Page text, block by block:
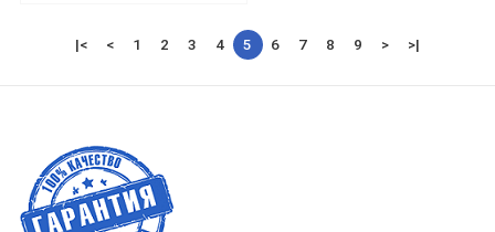
|< < 1 2 3 4 5 6 7 8 9 > >|